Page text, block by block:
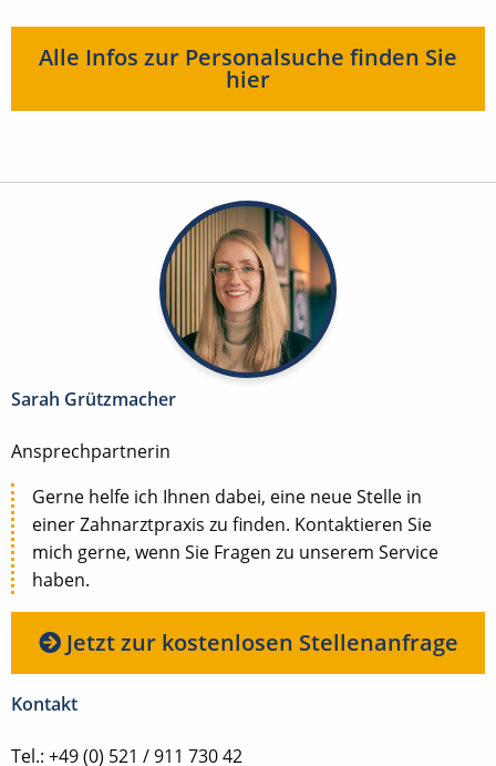
Alle Infos zur Personalsuche finden Sie
hier
Sarah Grützmacher
Ansprechpartnerin
Gerne helfe ich Ihnen dabei, eine neue Stelle in
einer Zahnarztpraxis zu finden. Kontaktieren Sie
mich gerne, wenn Sie Fragen zu unserem Service
haben.
Jetzt zur kostenlosen Stellenanfrage
Kontakt
Tel.: +49 (0) 521 / 911 730 42